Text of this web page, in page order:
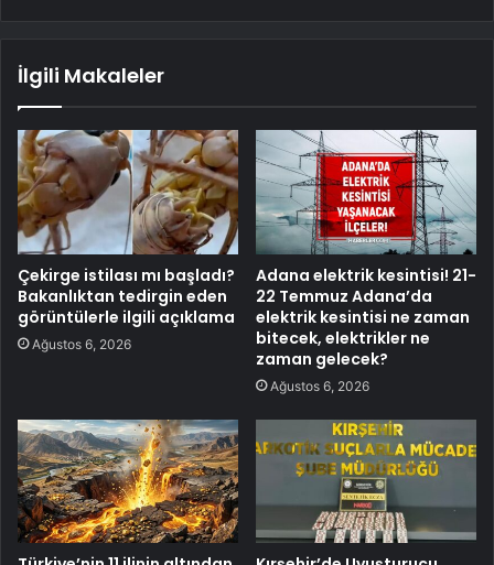
İlgili Makaleler
Çekirge istilası mı başladı?
Bakanlıktan tedirgin eden
görüntülerle ilgili açıklama
Ağustos 6, 2026
Adana elektrik kesintisi! 21-
22 Temmuz Adana’da
elektrik kesintisi ne zaman
bitecek, elektrikler ne
zaman gelecek?
Ağustos 6, 2026